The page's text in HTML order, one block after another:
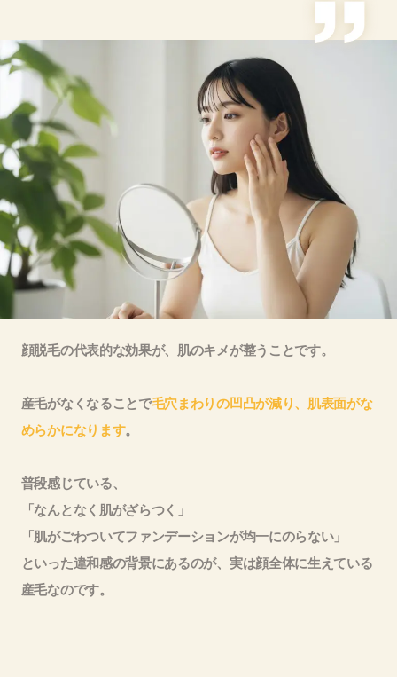
顔脱毛の代表的な効果が、肌のキメが整うことです。
産毛がなくなることで毛穴まわりの凹凸が減り、肌表面がな
めらかになります。
普段感じている、
「なんとなく肌がざらつく」
「肌がごわついてファンデーションが均一にのらない」
といった違和感の背景にあるのが、実は顔全体に生えている
産毛なのです。